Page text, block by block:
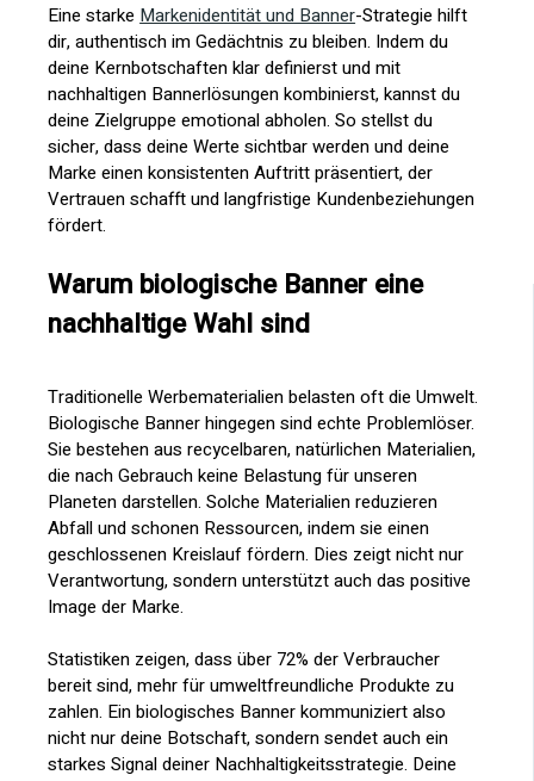
Eine starke Markenidentität und Banner-Strategie hilft
dir, authentisch im Gedächtnis zu bleiben. Indem du
deine Kernbotschaften klar definierst und mit
nachhaltigen Bannerlösungen kombinierst, kannst du
deine Zielgruppe emotional abholen. So stellst du
sicher, dass deine Werte sichtbar werden und deine
Marke einen konsistenten Auftritt präsentiert, der
Vertrauen schafft und langfristige Kundenbeziehungen
fördert.
Warum biologische Banner eine
nachhaltige Wahl sind
Traditionelle Werbematerialien belasten oft die Umwelt.
Biologische Banner hingegen sind echte Problemlöser.
Sie bestehen aus recycelbaren, natürlichen Materialien,
die nach Gebrauch keine Belastung für unseren
Planeten darstellen. Solche Materialien reduzieren
Abfall und schonen Ressourcen, indem sie einen
geschlossenen Kreislauf fördern. Dies zeigt nicht nur
Verantwortung, sondern unterstützt auch das positive
Image der Marke.
Statistiken zeigen, dass über 72% der Verbraucher
bereit sind, mehr für umweltfreundliche Produkte zu
zahlen. Ein biologisches Banner kommuniziert also
nicht nur deine Botschaft, sondern sendet auch ein
starkes Signal deiner Nachhaltigkeitsstrategie. Deine